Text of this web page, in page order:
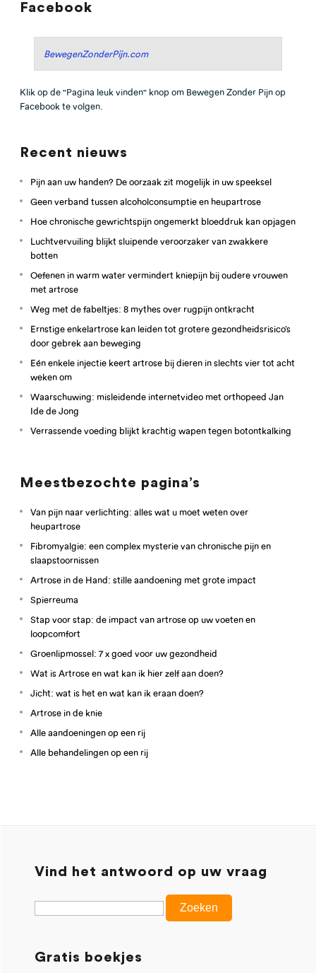
Facebook
BewegenZonderPijn.com
Klik op de "Pagina leuk vinden" knop om Bewegen Zonder Pijn op
Facebook te volgen.
Recent nieuws
Pijn aan uw handen? De oorzaak zit mogelijk in uw speeksel
Geen verband tussen alcoholconsumptie en heupartrose
Hoe chronische gewrichtspijn ongemerkt bloeddruk kan opjagen
Luchtvervuiling blijkt sluipende veroorzaker van zwakkere
botten
Oefenen in warm water vermindert kniepijn bij oudere vrouwen
met artrose
Weg met de fabeltjes: 8 mythes over rugpijn ontkracht
Ernstige enkelartrose kan leiden tot grotere gezondheidsrisico’s
door gebrek aan beweging
Eén enkele injectie keert artrose bij dieren in slechts vier tot acht
weken om
Waarschuwing: misleidende internetvideo met orthopeed Jan
Ide de Jong
Verrassende voeding blijkt krachtig wapen tegen botontkalking
Meestbezochte pagina’s
Van pijn naar verlichting: alles wat u moet weten over
heupartrose
Fibromyalgie: een complex mysterie van chronische pijn en
slaapstoornissen
Artrose in de Hand: stille aandoening met grote impact
Spierreuma
Stap voor stap: de impact van artrose op uw voeten en
loopcomfort
Groenlipmossel: 7 x goed voor uw gezondheid
Wat is Artrose en wat kan ik hier zelf aan doen?
Jicht: wat is het en wat kan ik eraan doen?
Artrose in de knie
Alle aandoeningen op een rij
Alle behandelingen op een rij
Vind het antwoord op uw vraag
Gratis boekjes